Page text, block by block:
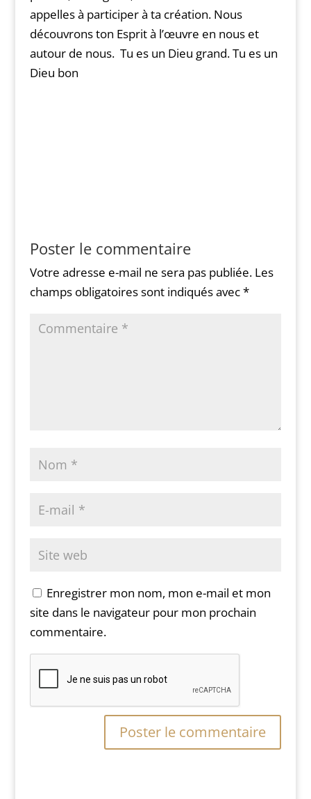
appelles à participer à ta création. Nous
découvrons ton Esprit à l’œuvre en nous et
autour de nous. Tu es un Dieu grand. Tu es un
Dieu bon
Poster le commentaire
Votre adresse e-mail ne sera pas publiée. Les
champs obligatoires sont indiqués avec*
Enregistrer mon nom, mon e-mail et mon
site dans le navigateur pour mon prochain
commentaire.